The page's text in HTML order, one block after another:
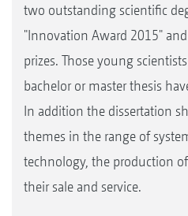
two outstanding scientific
"Innovation Award 2015"
prizes. Those young
bachelor or master thesis
In addition the dissertation
themes in the range of
technology, the production
their sale and service.